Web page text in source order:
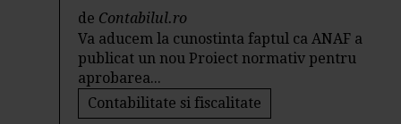
de Contabilul.ro
Va aducem la cunostinta faptul ca ANAF a
publicat un nou Proiect normativ pentru
aprobarea...
Contabilitate si fiscalitate